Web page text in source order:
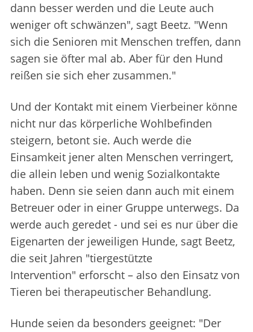
dann besser werden und die Leute auch
weniger oft schwänzen", sagt Beetz. "Wenn
sich die Senioren mit Menschen treffen, dann
sagen sie öfter mal ab. Aber für den Hund
reißen sie sich eher zusammen."
Und der Kontakt mit einem Vierbeiner könne
nicht nur das körperliche Wohlbefinden
steigern, betont sie. Auch werde die
Einsamkeit jener alten Menschen verringert,
die allein leben und wenig Sozialkontakte
haben. Denn sie seien dann auch mit einem
Betreuer oder in einer Gruppe unterwegs. Da
werde auch geredet - und sei es nur über die
Eigenarten der jeweiligen Hunde, sagt Beetz,
die seit Jahren "tiergestützte
Intervention" erforscht – also den Einsatz von
Tieren bei therapeutischer Behandlung.
Hunde seien da besonders geeignet: "Der